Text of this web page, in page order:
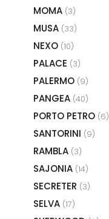
MOMA (3)
MUSA (33)
NEXO (10)
PALACE (3)
PALERMO (9)
PANGEA (40)
PORTO PETRO (6)
SANTORINI (9)
RAMBLA (3)
SAJONIA (14)
SECRETER (3)
SELVA (17)